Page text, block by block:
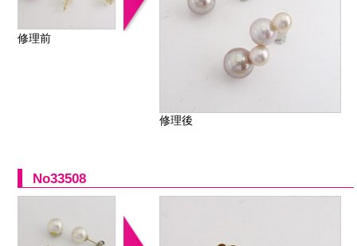
修理前
修理後
No33508